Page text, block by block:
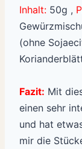
Inhalt: 50g ,
(ohne
Fazit: Mit
einen sehr
und hat
mir die